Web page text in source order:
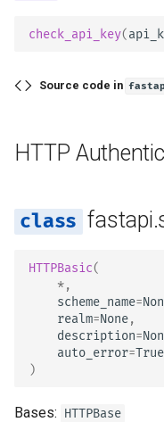
check_api_key(
Source code in
HTTP
HTTPBasic(
*,
scheme_name=
realm=None,
description=
auto_error=True
)
Bases: HTTPBase